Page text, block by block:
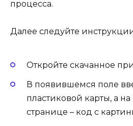
процесса.
Далее следуйте
Откройте скачанное
В появившемся поле
пластиковой карты, а
странице – код с